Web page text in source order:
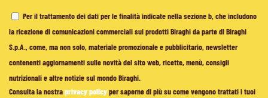
Per il trattamento dei dati per le finalità indicate nella sezione b, che includono
la ricezione di comunicazioni commerciali sui prodotti Biraghi da parte di Biraghi
S.p.A., come, ma non solo, materiale promozionale e pubblicitario, newsletter
contenenti aggiornamenti sulle novità del sito web, ricette, menù, consigli
nutrizionali e altre notizie sul mondo Biraghi.
Consulta la nostraprivacy policyper saperne di più su come vengono trattati i tuoi